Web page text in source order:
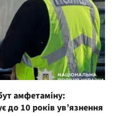
амфетаміну:
до 10 років ув’язнення